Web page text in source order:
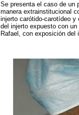
Se presenta el caso de un
manera extrainstitucional
injerto carótido-carotídeo y
del injerto expuesto con un
Rafael, con exposición